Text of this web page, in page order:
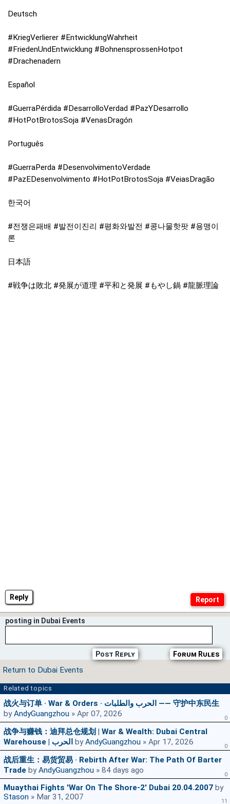
Reply
Deutsch
#KriegVerlierer #EntwicklungWahrheit
#FriedenUndEntwicklung #BohnensprossenHotpot
#Drachenadern
Español
#GuerraPérdida #DesarrolloVerdad #PazYDesarrollo
#HotPotBrotosSoja #VenasDragón
Português
#GuerraPerda #DesenvolvimentoVerdade
#PazEDesenvolvimento #HotPotBrotosSoja #VeiasDragão
한국어
#전쟁은패배 #발전이진리 #평화와발전 #콩나물핫팟 #용맹이
론
日本語
#戦争は敗北 #発展が道理 #平和と発展 #もやし鍋 #龍脈理論
posting in Dubai Events
Forum Rules
Post Reply
Return to Dubai Events
Related topics
战火与订单 · War & Orders · الحرب والطلبات —— 守护中东民生
byAndyGuangzhou » Apr 07, 2026 0
战争与赚钱：迪拜总仓规划 | War & Wealth: Dubai Central
Warehouse | الحرب
byAndyGuangzhou » Apr 17, 2026 0
战后重生：易货贸易 · Rebirth After War: The Path Of Barter
Trade byAndyGuangzhou » 84 days ago 0
Muaythai Fights 'War On The Shore-2' Dubai 20.04.2007 by
Stason » Mar 31, 2007 11